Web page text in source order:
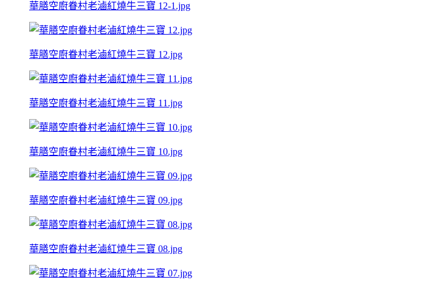
華膳空廚眷村老滷紅燒牛三寶 12-1.jpg
華膳空廚眷村老滷紅燒牛三寶 12.jpg
華膳空廚眷村老滷紅燒牛三寶 11.jpg
華膳空廚眷村老滷紅燒牛三寶 10.jpg
華膳空廚眷村老滷紅燒牛三寶 09.jpg
華膳空廚眷村老滷紅燒牛三寶 08.jpg